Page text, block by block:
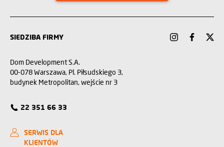
SIEDZIBA FIRMY
Dom Development S.A.
00-078 Warszawa, Pl. Piłsudskiego 3,
budynek Metropolitan, wejście nr 3
22 351 66 33
SERWIS DLA
KLIENTÓW